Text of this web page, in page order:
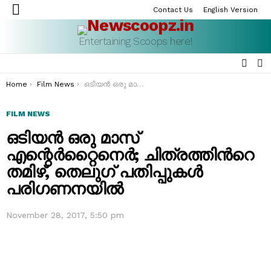
Menu
Contact Us English Version
Entertaining Scoops here!
You are here:
Home Film News ഒടിയൻ ഒരു മാസ് എന്റെർറ്റൈനെർ; ചിത്രത്തിന്‍റെ തമിഴ്, തെലുഗ് പതിപ്പുകൾ പരിഗണനയില്‍
FILM NEWS
ഒടിയൻ ഒരു മാസ്
എന്റെർറ്റൈനെർ; ചിത്രത്തിന്‍റെ
തമിഴ്, തെലുഗ് പതിപ്പുകൾ
പരിഗണനയില്‍
November 28, 2017, 5:50 pm